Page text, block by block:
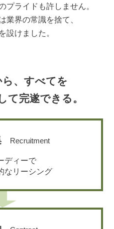
プライドも許しません。
業界の常識を捨て、
設けました。
、すべてを
て完遂できる。
Recruitment
ディーで
なリーシング